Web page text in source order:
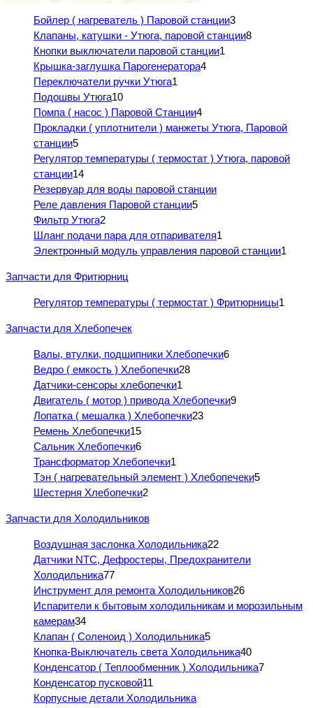
Бойлер ( нагреватель ) Паровой станции3
Клапаны, катушки - Утюга, паровой станции8
Кнопки выключатели паровой станции1
Крышка-заглушка Парогенератора4
Переключатели ручки Утюга1
Подошвы Утюга10
Помпа ( насос ) Паровой Станции4
Прокладки ( уплотнители ) манжеты Утюга, Паровой
станции5
Регулятор температуры ( термостат ) Утюга, паровой
станции14
Резервуар для воды паровой станции
Реле давления Паровой станции5
Фильтр Утюга2
Шланг подачи пара для отпаривателя1
Электронный модуль управления паровой станции1
Запчасти для Фритюрниц
Регулятор температуры ( термостат ) Фритюрницы1
Запчасти для Хлебопечек
Валы, втулки, подшипники Хлебопечки6
Ведро ( емкость ) Хлебопечки28
Датчики-сенсоры хлебопечки1
Двигатель ( мотор ) привода Хлебопечки9
Лопатка ( мешалка ) Хлебопечки23
Ремень Хлебопечки15
Сальник Хлебопечки6
Трансформатор Хлебопечки1
Тэн ( нагревательный элемент ) Хлебопечеки5
Шестерня Хлебопечки2
Запчасти для Холодильников
Воздушная заслонка Холодильника22
Датчики NTC, Дефростеры, Предохранители
Холодильника77
Инструмент для ремонта Холодильников26
Испарители к бытовым холодильникам и морозильным
камерам34
Клапан ( Соленоид ) Холодильника5
Кнопка-Выключатель света Холодильника40
Конденсатор ( Теплообменник ) Холодильника7
Конденсатор пусковой11
Корпусные детали Холодильника